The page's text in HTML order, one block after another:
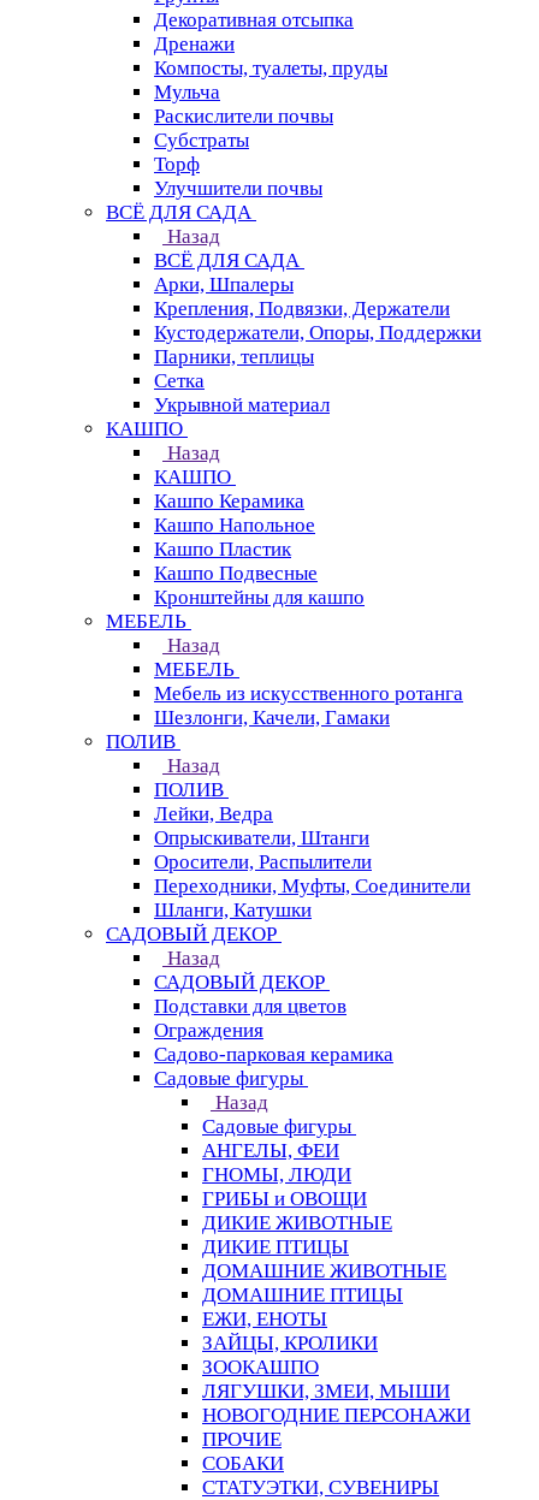
Декоративная отсыпка
Дренажи
Компосты, туалеты, пруды
Мульча
Раскислители почвы
Субстраты
Торф
Улучшители почвы
ВСЁ ДЛЯ САДА
Назад
ВСЁ ДЛЯ САДА
Арки, Шпалеры
Крепления, Подвязки, Держатели
Кустодержатели, Опоры, Поддержки
Парники, теплицы
Сетка
Укрывной материал
КАШПО
Назад
КАШПО
Кашпо Керамика
Кашпо Напольное
Кашпо Пластик
Кашпо Подвесные
Кронштейны для кашпо
МЕБЕЛЬ
Назад
МЕБЕЛЬ
Мебель из искусственного ротанга
Шезлонги, Качели, Гамаки
ПОЛИВ
Назад
ПОЛИВ
Лейки, Ведра
Опрыскиватели, Штанги
Оросители, Распылители
Переходники, Муфты, Соединители
Шланги, Катушки
САДОВЫЙ ДЕКОР
Назад
САДОВЫЙ ДЕКОР
Подставки для цветов
Ограждения
Садово-парковая керамика
Садовые фигуры
Назад
Садовые фигуры
АНГЕЛЫ, ФЕИ
ГНОМЫ, ЛЮДИ
ГРИБЫ и ОВОЩИ
ДИКИЕ ЖИВОТНЫЕ
ДИКИЕ ПТИЦЫ
ДОМАШНИЕ ЖИВОТНЫЕ
ДОМАШНИЕ ПТИЦЫ
ЕЖИ, ЕНОТЫ
ЗАЙЦЫ, КРОЛИКИ
ЗООКАШПО
ЛЯГУШКИ, ЗМЕИ, МЫШИ
НОВОГОДНИЕ ПЕРСОНАЖИ
ПРОЧИЕ
СОБАКИ
СТАТУЭТКИ, СУВЕНИРЫ